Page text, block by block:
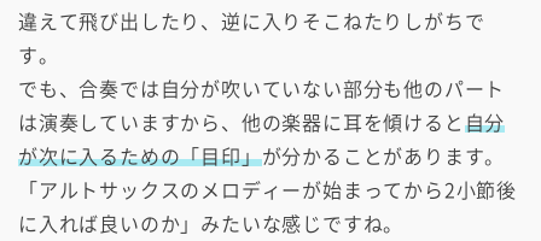
違えて飛び出したり、逆に入りそこねたりしがちで
す。
でも、合奏では自分が吹いていない部分も他のパート
は演奏していますから、他の楽器に耳を傾けると 自分
が次に入るための「目印」が分かることがあります。
「アルトサックスのメロディーが始まってから2小節後
に入れば良いのか」みたいな感じですね。